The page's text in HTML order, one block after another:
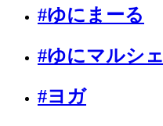
#ゆにまーる
#ゆにマルシェ
#ヨガ